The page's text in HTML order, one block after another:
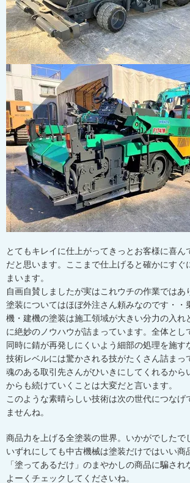
とてもキレイに仕上がってきっとお客様に喜ん
だと思います。ここまで仕上げると確かにすぐ
まいます。
自画自賛しましたが実はこれウチの作業ではあ
塗装についてはほぼ外注さん頼みなのです・・
機・建機の塗装は施工領域が大きい分力の入れ
に絶妙のノウハウが詰まっています。全体とし
同時に錆が再発しにくいよう細部の処理を施す
技術レベルには驚かされる技がたくさん詰まっ
魂のある取引先さんがひいきにしてくれるから
からも続けていくことは大変だと言います。
このような素晴らしい技術は次の世代につなげ
ませんね。
商品力を上げる全塗装の世界。いかがでしたで
いずれにしても中古機械は塗装だけではいい商
「塗ってあるだけ」のまやかしの商品に騙され
よーくチェックしてくださいね。